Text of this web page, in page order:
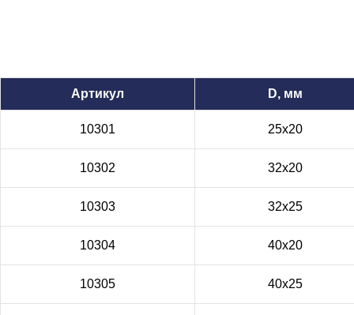
Артикул D, мм
10301 25x20
10302 32x20
10303 32x25
10304 40x20
10305 40x25